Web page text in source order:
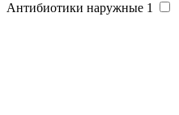
Антибиотики наружные 1